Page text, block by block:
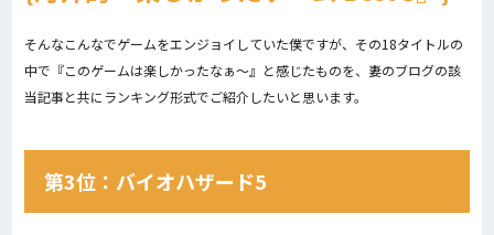
そんなこんなでゲームをエンジョイしていた僕ですが、その18タイトルの
中で『このゲームは楽しかったなぁ〜』と感じたものを、妻のブログの該
当記事と共にランキング形式でご紹介したいと思います。
第3位：バイオハザード5